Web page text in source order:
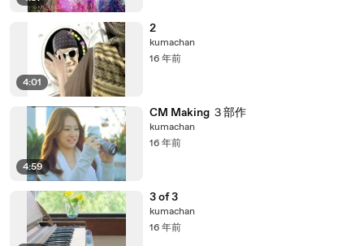
4:01
2
kumachan
16 年前
4:59
CM Making ３部作
kumachan
16 年前
3 of 3
kumachan
16 年前